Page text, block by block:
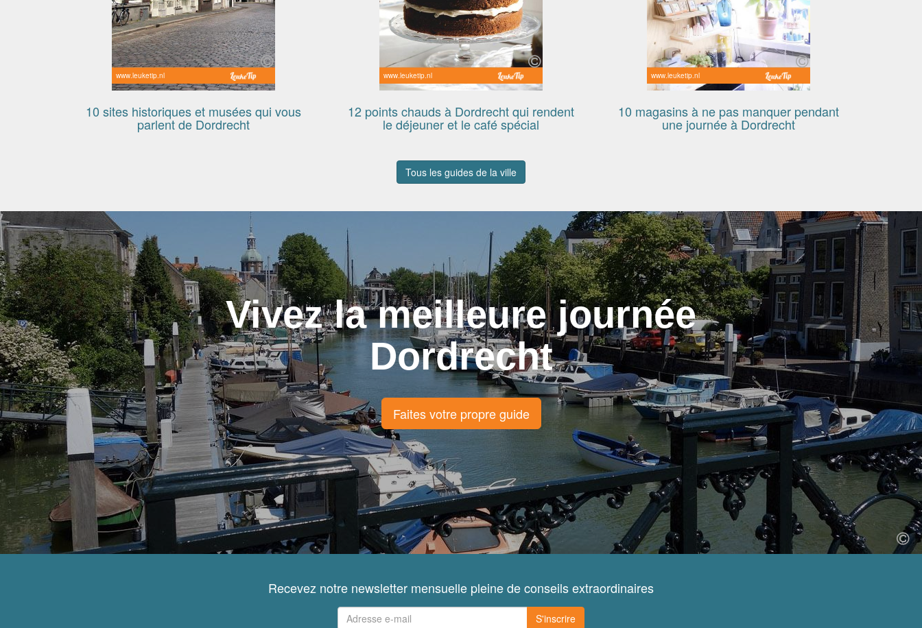
www.leuketip.nl
10 sites historiques et musées qui vous
parlent de Dordrecht
www.leuketip.nl
12 points chauds à Dordrecht qui rendent
le déjeuner et le café spécial
www.leuketip.nl
10 magasins à ne pas manquer pendant
une journée à Dordrecht
Tous les guides de la ville
Vivez la meilleure journée
Dordrecht
Faites votre propre guide
Recevez notre newsletter mensuelle pleine de conseils extraordinaires
S'inscrire